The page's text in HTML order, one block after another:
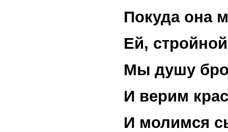
Покудаона
Ей,
Мы душу
И верим
И молимся